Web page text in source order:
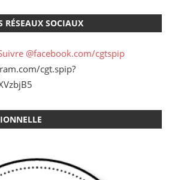
RÉSEAUX SOCIAUX
@facebook.com/cgtspip
cgt.spip?